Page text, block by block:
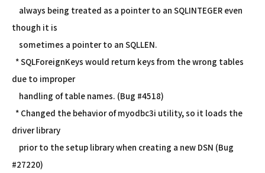
always being treated as a pointer to an SQLINTEGER even
though it is
sometimes a pointer to an SQLLEN.
* SQLForeignKeys would return keys from the wrong tables
due to improper
handling of table names. (Bug #4518)
* Changed the behavior of myodbc3i utility, so it loads the
driver library
prior to the setup library when creating a new DSN (Bug
#27220)